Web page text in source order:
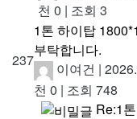
천 0 | 조회 3
237
1톤 하이탑
부탁합니다.
이여건 |
천 0 | 조회 748
Re:1